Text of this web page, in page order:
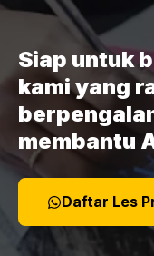
Siap untuk
kami yang
membantu
Daftar Les